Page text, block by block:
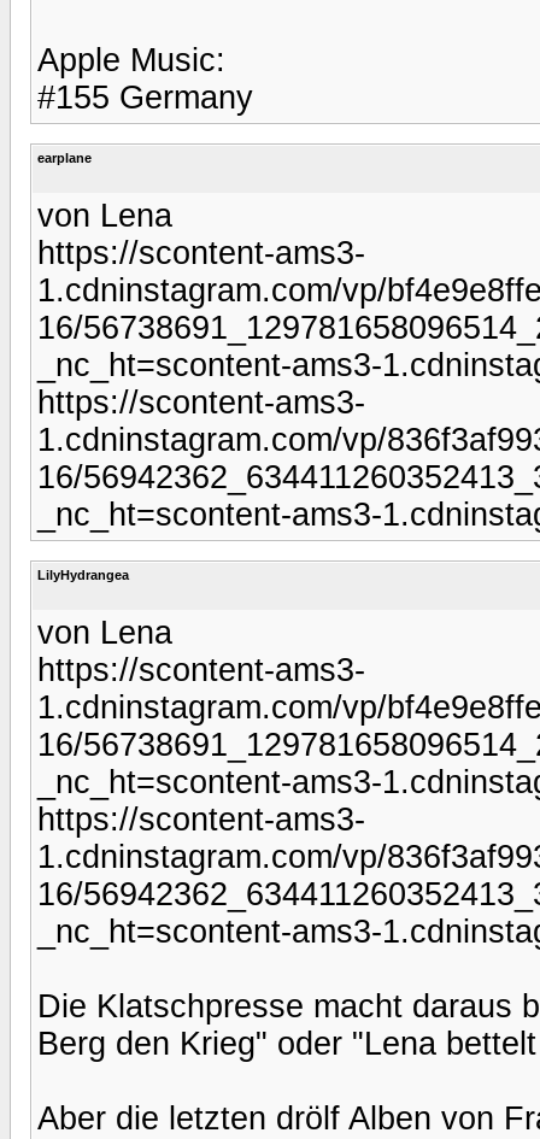
Apple Music:
#155 Germany
earplane
von Lena
https://scontent-ams3-
1.cdninstagram.com/vp/
16/
_nc_ht=scontent-ams3-
https://scontent-ams3-
1.cdninstagram.com/vp/
16/
_nc_ht=scontent-ams3-
LilyHydrangea
von Lena
https://scontent-ams3-
1.cdninstagram.com/vp/
16/
_nc_ht=scontent-ams3-
https://scontent-ams3-
1.cdninstagram.com/vp/
16/
_nc_ht=scontent-ams3-
Die Klatschpresse macht daraus
Berg den Krieg" oder "Lena
Aber die letzten drölf Alben von